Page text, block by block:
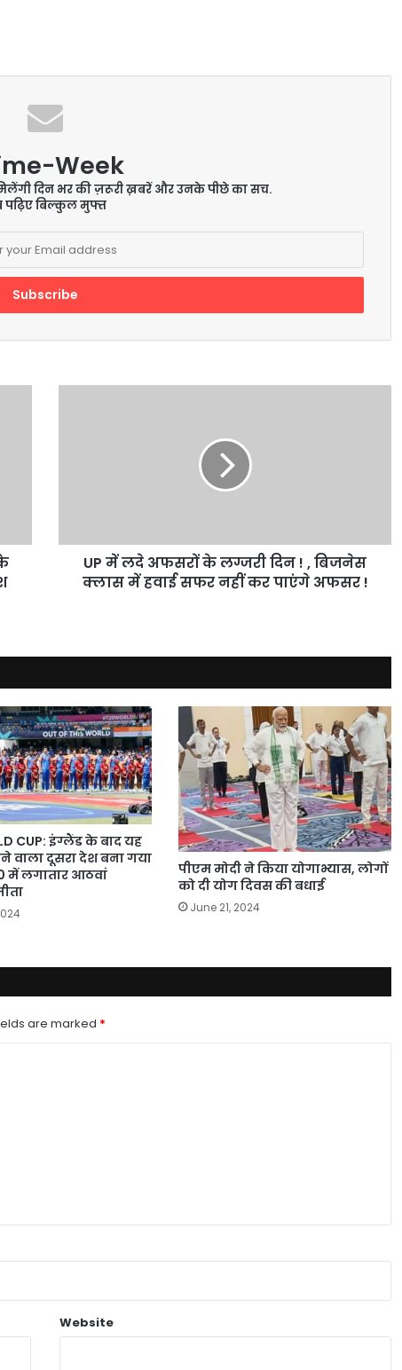
Week
दिन भर की ज़रूरी ख़बरें और उनके पीछे का सच.
पढ़िए बिल्कुल मुफ्त
,
बिजनेस
क्लास
नहीं
पाएंगे
अफसर
!
UP में लदे अफसरों के लग्जरी दिन ! , बिजनेस
क्लास में हवाई सफर नहीं कर पाएंगे अफसर !
CUP: इंग्लैंड के बाद यह
वाला दूसरा देश बना गया
में लगातार आठवां
पीएम मोदी ने किया योगाभ्यास, लोगों
को दी योग दिवस की बधाई
June 21, 2024
are marked *
Website